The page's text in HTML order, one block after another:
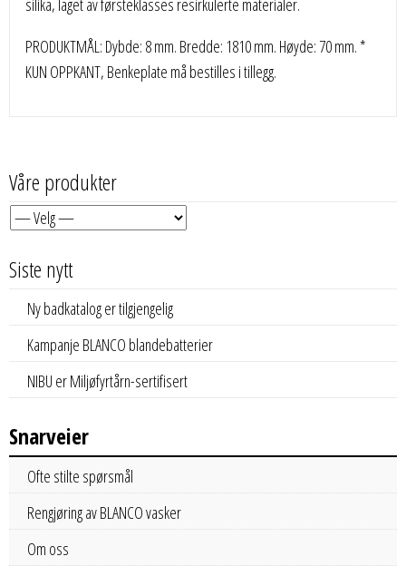
silika, laget av førsteklasses resirkulerte materialer.
PRODUKTMÅL: Dybde: 8 mm. Bredde: 1810 mm. Høyde: 70 mm. *
KUN OPPKANT, Benkeplate må bestilles i tillegg.
Våre produkter
Siste nytt
Ny badkatalog er tilgjengelig
Kampanje BLANCO blandebatterier
NIBU er Miljøfyrtårn-sertifisert
Snarveier
Ofte stilte spørsmål
Rengjøring av BLANCO vasker
Om oss